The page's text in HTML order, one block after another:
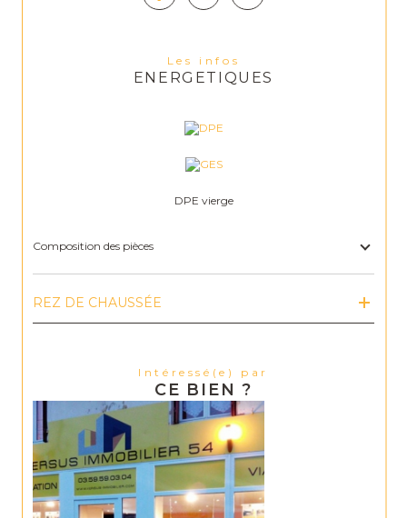
Les infos
ENERGETIQUES
DPE vierge
Composition des pièces
REZ DE CHAUSSÉE
Intéressé(e) par
CE BIEN ?